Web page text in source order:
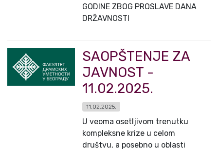
GODINE ZBOG PROSLAVE DANA
DRŽAVNOSTI
SAOPŠTENJE ZA
JAVNOST -
11.02.2025.
11.02.2025.
U veoma osetljivom trenutku
kompleksne krize u celom
društvu, a posebno u oblasti